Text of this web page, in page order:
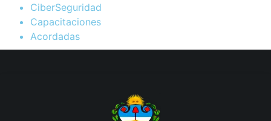
CiberSeguridad
Capacitaciones
Acordadas